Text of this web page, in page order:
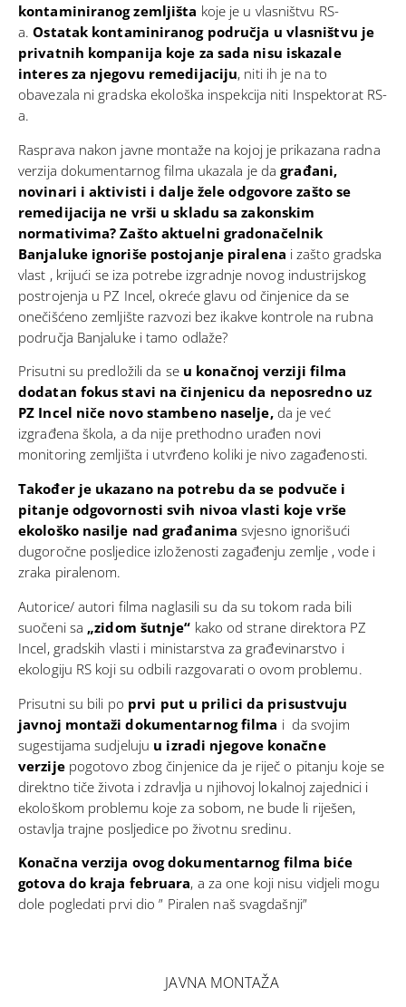
kontaminiranog zemljišta koje je u vlasništvu RS-
a.Ostatak kontaminiranog područja u vlasništvu je
privatnih kompanija koje za sada nisu iskazale
interes za njegovu remedijaciju, niti ih je na to
obavezala ni gradska ekološka inspekcija niti Inspektorat RS-
a.
Rasprava nakon javne montaže na kojoj je prikazana radna
verzija dokumentarnog filma ukazala je dagrađani,
novinari i aktivisti i dalje žele odgovore zašto se
remedijacija ne vrši u skladu sa zakonskim
normativima? Zašto aktuelni gradonačelnik
Banjaluke ignoriše postojanje piralena i zašto gradska
vlast , krijući se iza potrebe izgradnje novog industrijskog
postrojenja u PZ Incel, okreće glavu od činjenice da se
onečišćeno zemljište razvozi bez ikakve kontrole na rubna
područja Banjaluke i tamo odlaže?
Prisutni su predložili da se u konačnoj verziji filma
dodatan fokus stavi na činjenicu da neposredno uz
PZ Incel niče novo stambeno naselje,da je već
izgrađena škola, a da nije prethodno urađen novi
monitoring zemljišta i utvrđeno koliki je nivo zagađenosti.
Također je ukazano na potrebu da se podvuče i
pitanje odgovornosti svih nivoa vlasti koje vrše
ekološko nasilje nad građanima svjesno ignorišući
dugoročne posljedice izloženosti zagađenju zemlje , vode i
zraka piralenom.
Autorice/ autori filma naglasili su da su tokom rada bili
suočeni sa „zidom šutnje“ kako od strane direktora PZ
Incel, gradskih vlasti i ministarstva za građevinarstvo i
ekologiju RS koji su odbili razgovarati o ovom problemu.
Prisutni su bili po prvi put u prilici da prisustvuju
javnoj montaži dokumentarnog filma i da svojim
sugestijama sudjeluju u izradi njegove konačne
verzijepogotovo zbog činjenice da je riječ o pitanju koje se
direktno tiče života i zdravlja u njihovoj lokalnoj zajednici i
ekološkom problemu koje za sobom, ne bude li riješen,
ostavlja trajne posljedice po životnu sredinu.
Konačna verzija ovog dokumentarnog filma biće
gotova do kraja februara, a za one koji nisu vidjeli mogu
dole pogledati prvi dio ” Piralen naš svagdašnji”
JAVNA MONTAŽA